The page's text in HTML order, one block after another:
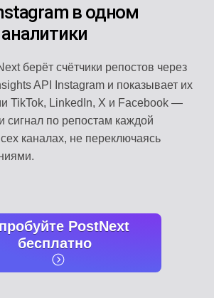
в одном
берёт счётчики репостов через
API Instagram и показывает их
TikTok, LinkedIn, X и Facebook —
сигнал по репостам каждой
каналах, не переключаясь
PostNext
бесплатно